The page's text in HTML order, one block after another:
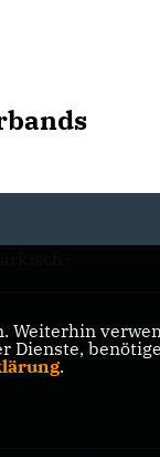
Weiterhin
Dienste,
.